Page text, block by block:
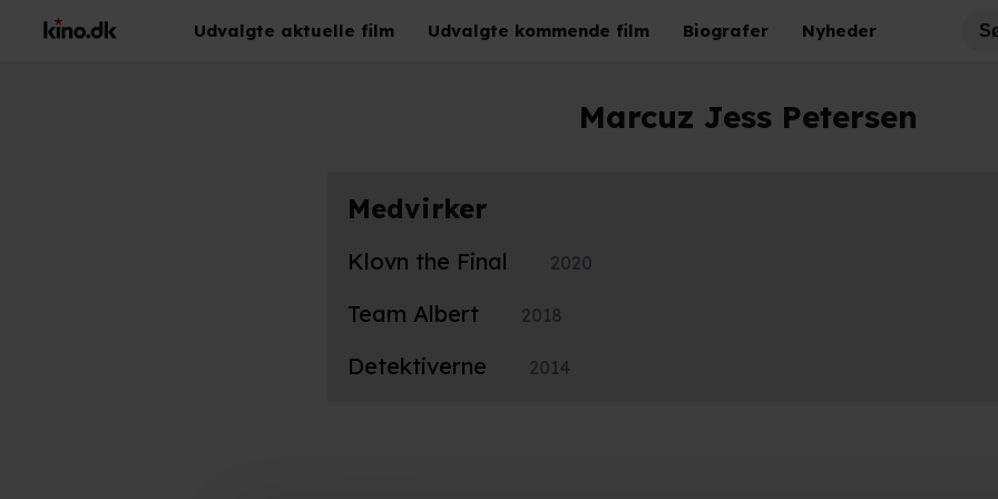
Udvalgte aktuelle film Udvalgte kommende film Biografer Nyheder
Marcuz Jess Petersen
Medvirker
Klovn the Final 2020
Team Albert 2018
Detektiverne 2014